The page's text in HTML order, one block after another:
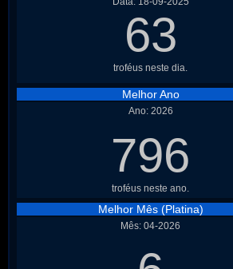
63
troféus neste dia.
Melhor Ano
Ano: 2026
796
troféus neste ano.
Melhor Mês (Platina)
Mês: 04-2026